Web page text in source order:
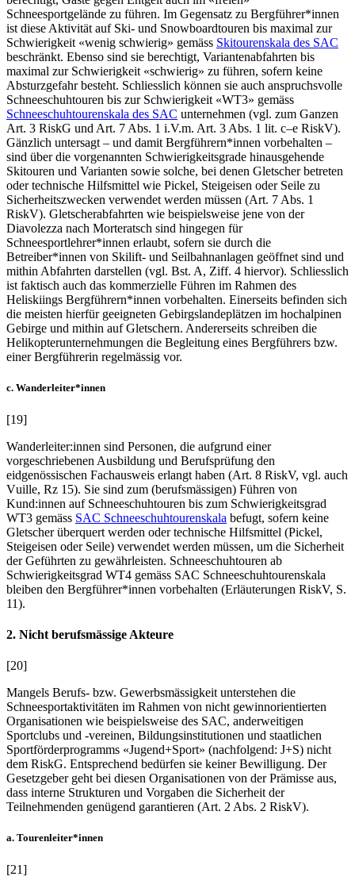
Schneesportgelände zu führen. Im Gegensatz zu Bergführer*innen
ist diese Aktivität auf Ski- und Snowboardtouren bis maximal zur
Schwierigkeit «wenig schwierig» gemäss Skitourenskala des SAC
beschränkt. Ebenso sind sie berechtigt, Variantenabfahrten bis
maximal zur Schwierigkeit «schwierig» zu führen, sofern keine
Absturzgefahr besteht. Schliesslich können sie auch anspruchsvolle
Schneeschuhtouren bis zur Schwierigkeit «WT3» gemäss
Schneeschuhtourenskala des SAC unternehmen (vgl. zum Ganzen
Art. 3 RiskG und Art. 7 Abs. 1 i.V.m. Art. 3 Abs. 1 lit. c–e RiskV).
Gänzlich untersagt – und damit Bergführern*innen vorbehalten –
sind über die vorgenannten Schwierigkeitsgrade hinausgehende
Skitouren und Varianten sowie solche, bei denen Gletscher betreten
oder technische Hilfsmittel wie Pickel, Steigeisen oder Seile zu
Sicherheitszwecken verwendet werden müssen (Art. 7 Abs. 1
RiskV). Gletscherabfahrten wie beispielsweise jene von der
Diavolezza nach Morteratsch sind hingegen für
Schneesportlehrer*innen erlaubt, sofern sie durch die
Betreiber*innen von Skilift- und Seilbahnanlagen geöffnet sind und
mithin Abfahrten darstellen (vgl. Bst. A, Ziff. 4 hiervor). Schliesslich
ist faktisch auch das kommerzielle Führen im Rahmen des
Heliskiings Bergführern*innen vorbehalten. Einerseits befinden sich
die meisten hierfür geeigneten Gebirgslandeplätzen im hochalpinen
Gebirge und mithin auf Gletschern. Andererseits schreiben die
Helikopterunternehmungen die Begleitung eines Bergführers bzw.
einer Bergführerin regelmässig vor.
c. Wanderleiter*innen
[19]
Wanderleiter:innen sind Personen, die aufgrund einer
vorgeschriebenen Ausbildung und Berufsprüfung den
eidgenössischen Fachausweis erlangt haben (Art. 8 RiskV, vgl. auch
Vuille, Rz 15). Sie sind zum (berufsmässigen) Führen von
Kund:innen auf Schneeschuhtouren bis zum Schwierigkeitsgrad
WT3 gemäss SAC Schneeschuhtourenskala befugt, sofern keine
Gletscher überquert werden oder technische Hilfsmittel (Pickel,
Steigeisen oder Seile) verwendet werden müssen, um die Sicherheit
der Geführten zu gewährleisten. Schneeschuhtouren ab
Schwierigkeitsgrad WT4 gemäss SAC Schneeschuhtourenskala
bleiben den Bergführer*innen vorbehalten (Erläuterungen RiskV, S.
11).
2. Nicht berufsmässige Akteure
[20]
Mangels Berufs- bzw. Gewerbsmässigkeit unterstehen die
Schneesportaktivitäten im Rahmen von nicht gewinnorientierten
Organisationen wie beispielsweise des SAC, anderweitigen
Sportclubs und -vereinen, Bildungsinstitutionen und staatlichen
Sportförderprogramms «Jugend+Sport» (nachfolgend: J+S) nicht
dem RiskG. Entsprechend bedürfen sie keiner Bewilligung. Der
Gesetzgeber geht bei diesen Organisationen von der Prämisse aus,
dass interne Strukturen und Vorgaben die Sicherheit der
Teilnehmenden genügend garantieren (Art. 2 Abs. 2 RiskV).
a. Tourenleiter*innen
[21]